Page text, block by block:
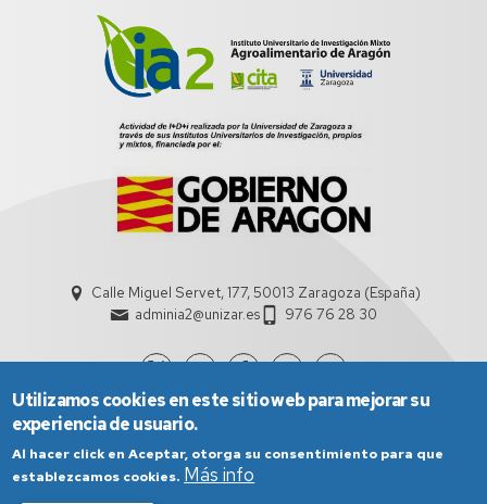
Calle Miguel Servet, 177, 50013 Zaragoza (España)
adminia2@unizar.es
976 76 28 30
Utilizamos cookies en este sitio web para mejorar su
experiencia de usuario.
Al hacer click en Aceptar, otorga su consentimiento para que
establezcamos cookies. Más info